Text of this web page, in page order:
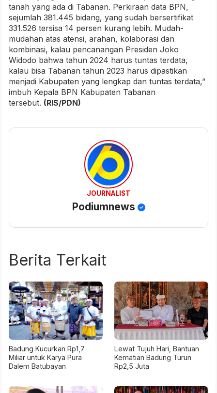
tanah yang ada di Tabanan. Perkiraan data BPN,
sejumlah 381.445 bidang, yang sudah bersertifikat
331.526 tersisa 14 persen kurang lebih. Mudah-
mudahan atas atensi, arahan, kolaborasi dan
kombinasi, kalau pencanangan Presiden Joko
Widodo bahwa tahun 2024 harus tuntas terdata,
kalau bisa Tabanan tahun 2023 harus dipastikan
menjadi Kabupaten yang lengkap dan tuntas terdata,”
imbuh Kepala BPN Kabupaten Tabanan
tersebut. (RIS/PDN)
JOURNALIST
Podiumnews
Berita Terkait
Badung Kucurkan Rp1,7
Miliar untuk Karya Pura
Dalem Batubayan
Lewat Tujuh Hari, Bantuan
Kematian Badung Turun
Rp2,5 Juta